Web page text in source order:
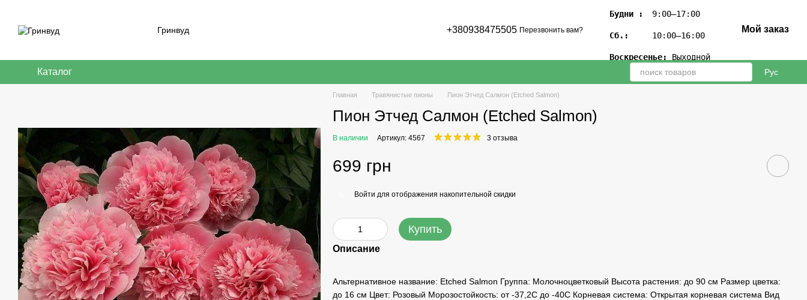
Гринвуд +380938475505 Перезвонить вам?
Будни : 9:00–17:00
Сб.: 10:00–16:00
Воскресенье: Выходной
Мой заказ
Каталог Рус
Главная Травянистые пионы Пион Этчед Салмон (Etched Salmon)
Пион Этчед Салмон (Etched Salmon)
В наличии Артикул: 4567 3 отзыва
699 грн
Войти для отображения накопительной скидки
Купить
Описание
Альтернативное название: Etched Salmon Группа: Молочноцветковый Высота растения: до 90 см Размер цветка:
до 16 см Цвет: Розовый Морозостойкость: от -37,2С до -40С Корневая система: Открытая корневая система Вид